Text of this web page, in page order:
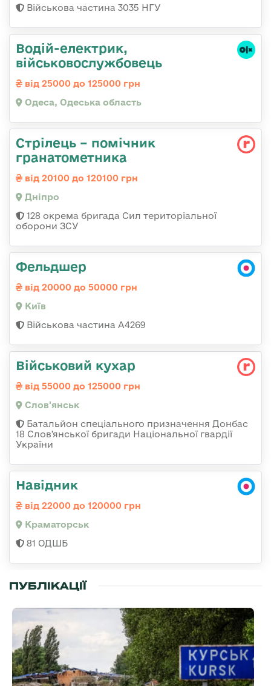
Військова частина 3035 НГУ
Водій-електрик,
військовослужбовець
від 25000 до 125000 грн
Одеса, Одеська область
Стрілець – помічник
гранатометника
від 20100 до 120100 грн
Дніпро
128 окрема бригада Сил територіальної
оборони ЗСУ
Фельдшер
від 20000 до 50000 грн
Київ
Військова частина А4269
Військовий кухар
від 55000 до 125000 грн
Слов'янськ
Батальйон спеціального призначення Донбас
18 Слов'янської бригади Національної гвардії
України
Навідник
від 22000 до 120000 грн
Краматорськ
81 ОДШБ
ПУБЛІКАЦІЇ